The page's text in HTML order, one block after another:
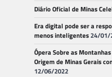
Diário Oficial de Minas
Era digital pode ser a
menos inteligentes24/01/
Ópera Sobre as
Origem de Minas Gerais
12/06/2022